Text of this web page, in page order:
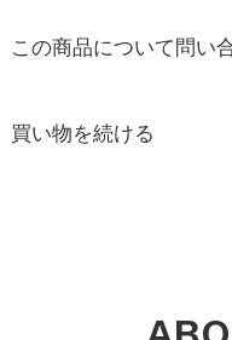
この商品について問い
買い物を続ける